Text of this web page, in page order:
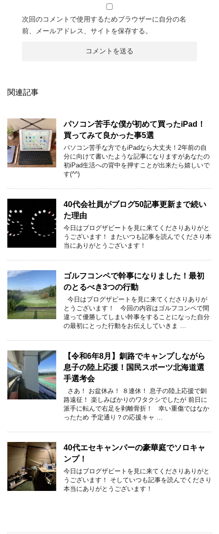
次回のコメントで使用するためブラウザーに自分の名
前、メールアドレス、サイトを保存する。
関連記事
パソコン苦手な僕が初めて買ったiPad！
買ってみて良かった事5選
パソコン苦手な方でもiPadなら大丈夫！2年前の自
分に向けて書いたような記事になりますがあなたの
初iPad生活への背中を押すことが出来たら嬉しいで
す(^^)
40代会社員がブログ50記事更新まで続い
た理由
今日はブログザビートを見に来てくださりありがと
うございます！ またいつも記事を読んでくださり本
当にありがとうございます！
ゴルフコンペで幹事になりました！最初
のとるべき3つの行動
今日はブログザビートを見に来てくださりありが
とうございます！ 今回の内容はゴルフコンペで間
違って優勝してしまい幹事をすることになった自分
の最初にとった行動をお伝えしていきま …
【令和6年8月】釧路でキャンプしながら
息子の陸上応援！国民スポーツ北海道選
手選考会
さあ！ お盆休み！ ８連休！ 息子の陸上応援で釧
路遠征！ 楽しみばかりのワタクシでしたが 前日に
派手に転んで右足を剥離骨折！ 幸い重傷ではなか
ったため 予定通り？の応援キャ …
40代エセキャンパーの豪華庭でソロキャ
ンプ！
今日はブログザビートを見に来てくださりありがと
うございます！ そしていつも記事を読んでくださり
本当にありがとうございます！